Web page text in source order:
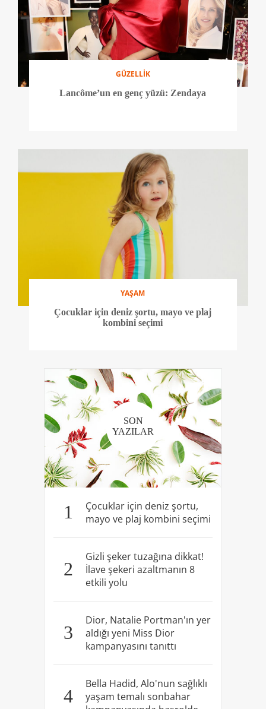
GÜZELLİK
Lancôme’un en genç yüzü: Zendaya
YAŞAM
Çocuklar için deniz şortu, mayo ve plaj
kombini seçimi
SON
YAZILAR
1
Çocuklar için deniz şortu,
mayo ve plaj kombini seçimi
2
Gizli şeker tuzağına dikkat!
İlave şekeri azaltmanın 8
etkili yolu
3
Dior, Natalie Portman'ın yer
aldığı yeni Miss Dior
kampanyasını tanıttı
4
Bella Hadid, Alo'nun sağlıklı
yaşam temalı sonbahar